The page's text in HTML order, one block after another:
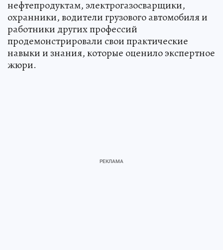
нефтепродуктам, электрогазосварщики,
охранники, водители грузового автомобиля и
работники других профессий
продемонстрировали свои практические
навыки и знания, которые оценило экспертное
жюри.